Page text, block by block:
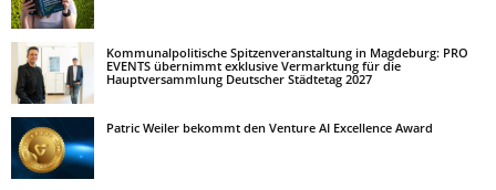
Kommunalpolitische Spitzenveranstaltung in Magdeburg: PRO
EVENTS übernimmt exklusive Vermarktung für die
Hauptversammlung Deutscher Städtetag 2027
Patric Weiler bekommt den Venture AI Excellence Award